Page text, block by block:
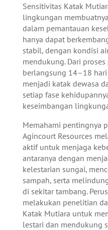
Sensitivitas Katak
lingkungan
dalam pemantauan
hanya dapat
stabil, dengan kondisi
mendukung. Dari
berlangsung 14–18
menjadi katak dewasa
setiap fase
keseimbangan
Memahami pentingnya
Agincourt Resources
aktif untuk menjaga
antaranya dengan
kelestarian sungai,
sampah, serta
di sekitar tambang.
melakukan penelitian
Katak Mutiara untuk
lestari dan mendukung